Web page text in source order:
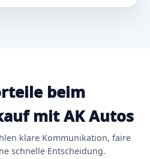
beim
mit AK Autos
klare Kommunikation, faire
schnelle Entscheidung.